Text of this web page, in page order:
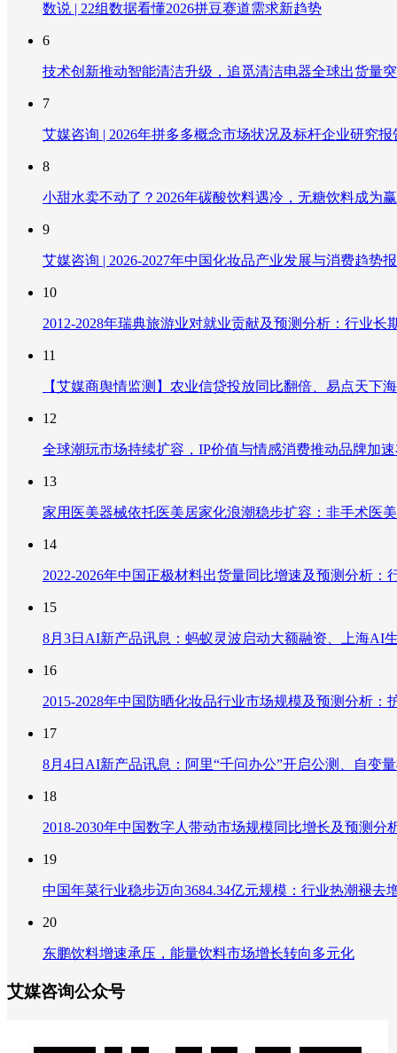
数说 | 22组数据看懂2026拼豆赛道需求新趋势
6
技术创新推动智能清洁升级，追觅清洁电器全球出货量
7
艾媒咨询 | 2026年拼多多概念市场状况及标杆企业研究报
8
小甜水卖不动了？2026年碳酸饮料遇冷，无糖饮料成为
9
艾媒咨询 | 2026-2027年中国化妆品产业发展与消费趋势
10
2012-2028年瑞典旅游业对就业贡献及预测分析：行业
11
【艾媒商舆情监测】农业信贷投放同比翻倍、易点天下
12
全球潮玩市场持续扩容，IP价值与情感消费推动品牌加
13
家用医美器械依托医美居家化浪潮稳步扩容：非手术医
14
2022-2026年中国正极材料出货量同比增速及预测分析
15
8月3日AI新产品讯息：蚂蚁灵波启动大额融资、上海AI
16
2015-2028年中国防晒化妆品行业市场规模及预测分析
17
8月4日AI新产品讯息：阿里“千问办公”开启公测、自变
18
2018-2030年中国数字人带动市场规模同比增长及预测
19
中国年菜行业稳步迈向3684.34亿元规模：行业热潮褪
20
东鹏饮料增速承压，能量饮料市场增长转向多元化
艾媒咨询公众号